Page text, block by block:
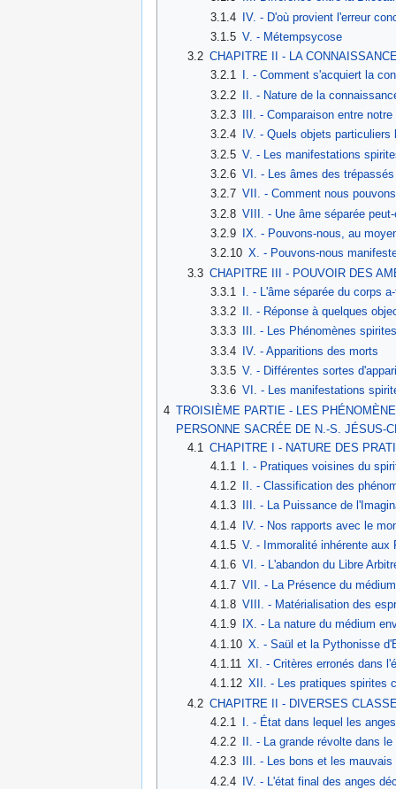
3.1.4
IV. - D'où provient l'erreur
3.1.5 V. - Métempsycose
3.2 CHAPITRE II - LA
3.2.1
I. - Comment s'acquiert la
3.2.2
II. - Nature de la
3.2.3
III. - Comparaison entre
3.2.4
IV. - Quels objets
3.2.5 V. - Les manifestations
3.2.6 VI. - Les âmes des
3.2.7 VII. - Comment nous
3.2.8 VIII. - Une âme séparée
3.2.9
IX. - Pouvons-nous, au
3.2.10 X. - Pouvons-nous
3.3 CHAPITRE III - POUVOIR DES
3.3.1
I. - L'âme séparée du corps
3.3.2
II. - Réponse à quelques
3.3.3
III. - Les Phénomènes
3.3.4 IV. - Apparitions des morts
3.3.5 V. - Différentes sortes
3.3.6 VI. - Les manifestations
4 TROISIÈME PARTIE - LES
PERSONNE SACRÉE DE N.-S. JÉSUS-
4.1 CHAPITRE I - NATURE DES
4.1.1
I. - Pratiques voisines du
4.1.2
II. - Classification des
4.1.3
III. - La Puissance de
4.1.4 IV. - Nos rapports avec le
4.1.5 V. - Immoralité inhérente aux
4.1.6 VI. - L'abandon du Libre
4.1.7 VII. - La Présence du
4.1.8 VIII. - Matérialisation des
4.1.9
IX. - La nature du médium
4.1.10 X. - Saül et la Pythonisse
4.1.11
XI. - Critères erronés dans
4.1.12 XII. - Les pratiques spirites
4.2 CHAPITRE II - DIVERSES
4.2.1
I. - État dans lequel les
4.2.2
II. - La grande révolte dans le
4.2.3
III. - Les bons et les mauvais
4.2.4 IV. - L'état final des anges